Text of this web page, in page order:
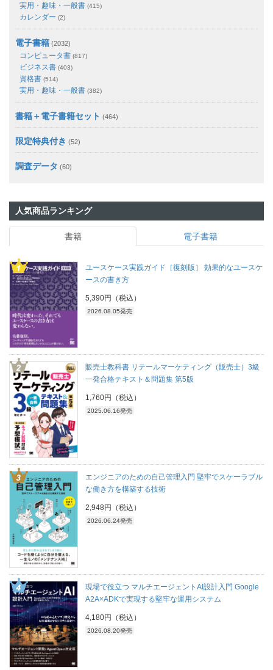
実用・趣味・一般書 (415)
カレンダー (2)
電子書籍 (2032)
コンピュータ書 (817)
ビジネス書 (403)
資格書 (514)
実用・趣味・一般書 (382)
書籍＋電子書籍セット (464)
限定特典付き (52)
調査データ (60)
人気商品ランキング
書籍 電子書籍
ユースケース実践ガイド［復刻版］ 効果的なユースケ
ースの書き方
5,390円（税込）
2026.08.05発売
販売士教科書 リテールマーケティング（販売士）3級
一発合格テキスト＆問題集 第5版
1,760円（税込）
2025.06.16発売
エンジニアのための自己管理入門 堅牢でスケーラブル
な働き方を構築する技術
2,948円（税込）
2026.06.24発売
現場で役立つ マルチエージェントAI設計入門 Google
A2A×ADKで実現する堅牢な運用システム
4,180円（税込）
2026.08.20発売